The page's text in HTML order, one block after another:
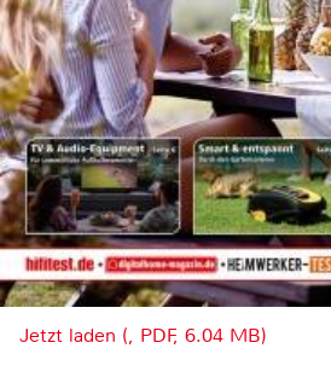
Jetzt laden (, PDF, 6.04 MB)